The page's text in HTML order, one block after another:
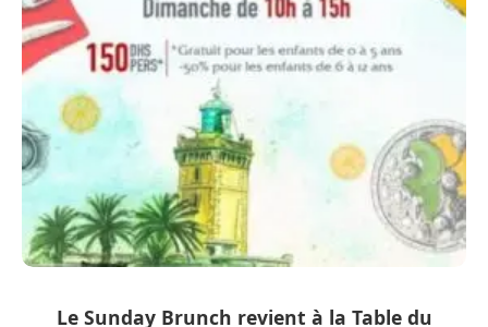
Le Sunday Brunch revient à la Table du